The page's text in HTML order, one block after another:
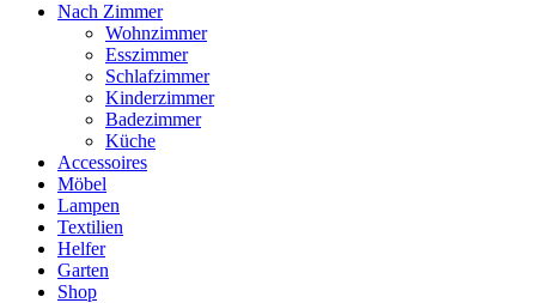
Nach Zimmer
Wohnzimmer
Esszimmer
Schlafzimmer
Kinderzimmer
Badezimmer
Küche
Accessoires
Möbel
Lampen
Textilien
Helfer
Garten
Shop